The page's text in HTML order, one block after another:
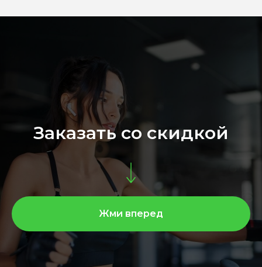
Заказать со скидкой
Жми вперед